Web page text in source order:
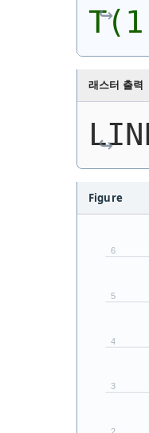
래스터 출력
Figure